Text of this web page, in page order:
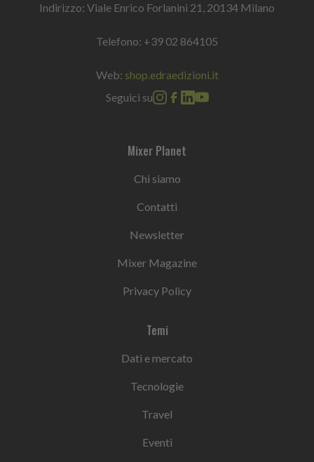
Indirizzo: Viale Enrico Forlanini 21, 20134 Milano
Telefono: +39 02 864105
Web: shop.edraedizioni.it
Seguici su
Mixer Planet
Chi siamo
Contatti
Newsletter
Mixer Magazine
Privacy Policy
Temi
Dati e mercato
Tecnologie
Travel
Eventi